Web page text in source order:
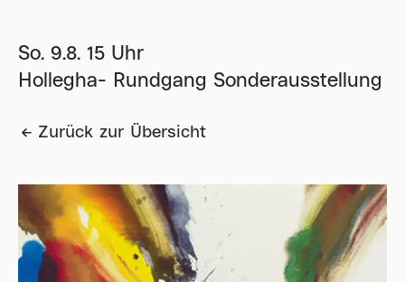
Hollegha- Rundgang Sonderausstellung
So. 9.8. 15 Uhr
Zurück zur Übersicht